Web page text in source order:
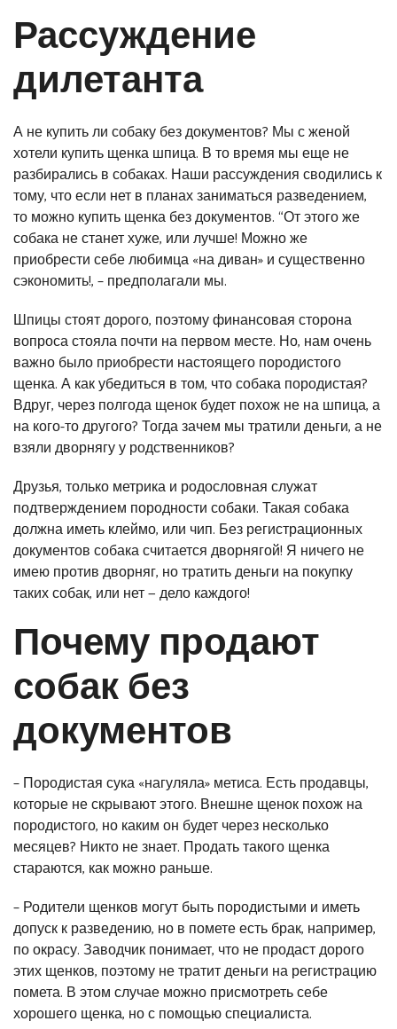
Рассуждение
дилетанта
А не купить ли собаку без документов? Мы с женой
хотели купить щенка шпица. В то время мы еще не
разбирались в собаках. Наши рассуждения сводились к
тому, что если нет в планах заниматься разведением,
то можно купить щенка без документов. “От этого же
собака не станет хуже, или лучше! Можно же
приобрести себе любимца «на диван» и существенно
сэкономить!, – предполагали мы.
Шпицы стоят дорого, поэтому финансовая сторона
вопроса стояла почти на первом месте. Но, нам очень
важно было приобрести настоящего породистого
щенка. А как убедиться в том, что собака породистая?
Вдруг, через полгода щенок будет похож не на шпица, а
на кого-то другого? Тогда зачем мы тратили деньги, а не
взяли дворнягу у родственников?
Друзья, только метрика и родословная служат
подтверждением породности собаки. Такая собака
должна иметь клеймо, или чип. Без регистрационных
документов собака считается дворнягой! Я ничего не
имею против дворняг, но тратить деньги на покупку
таких собак, или нет — дело каждого!
Почему продают
собак без
документов
– Породистая сука «нагуляла» метиса. Есть продавцы,
которые не скрывают этого. Внешне щенок похож на
породистого, но каким он будет через несколько
месяцев? Никто не знает. Продать такого щенка
стараются, как можно раньше.
– Родители щенков могут быть породистыми и иметь
допуск к разведению, но в помете есть брак, например,
по окрасу. Заводчик понимает, что не продаст дорого
этих щенков, поэтому не тратит деньги на регистрацию
помета. В этом случае можно присмотреть себе
хорошего щенка, но с помощью специалиста.